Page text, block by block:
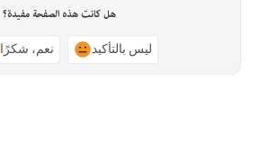
هل كانت هذه الصفحة مفيدة؟
نعم، شكرًا ليس بالتأكيد